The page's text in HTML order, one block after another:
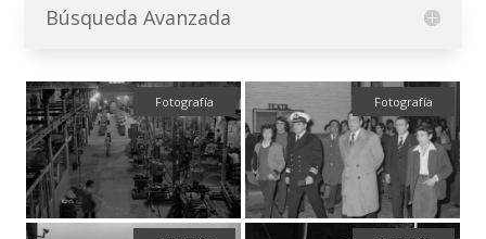
Búsqueda Avanzada
Fotografía Fotografía